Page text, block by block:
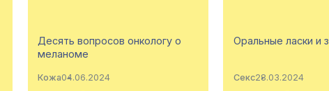
Десять вопросов онкологу о
меланоме
Кожа04.06.2024
Оральные ласки и
Секс28.03.2024